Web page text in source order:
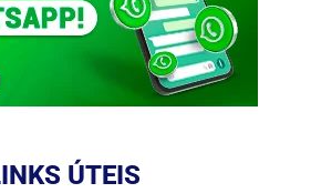
ÚTEIS